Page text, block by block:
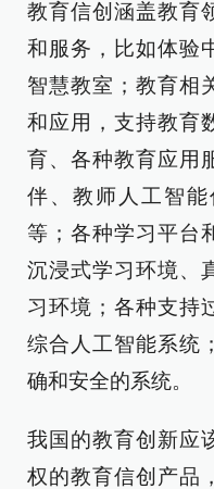
教育信创涵盖教育
和服务，比如体验
智慧教室；教育相
和应用，支持教育
育、各种教育应用
伴、教师人工智
等；各种学习平台
沉浸式学习环境、
习环境；各种支持
综合人工智能系统
确和安全的系统。
我国的教育创新应
权的教育信创产品